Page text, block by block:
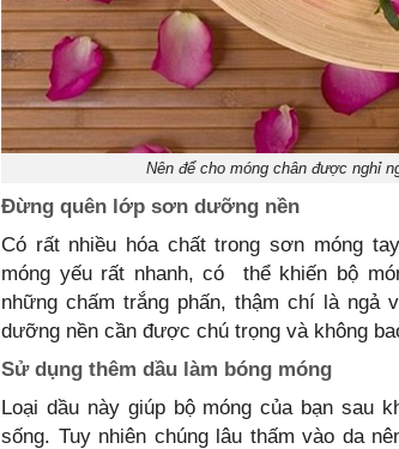
Nên để cho móng chân được nghỉ
Đừng quên lớp sơn dưỡng nền
Có rất nhiều hóa chất trong sơn móng
móng yếu rất nhanh, có thể khiến bộ
những chấm trắng phấn, thậm chí là ngả
dưỡng nền cần được chú trọng và không
Sử dụng thêm dầu làm bóng móng
Loại dầu này giúp bộ móng của bạn sau
sống. Tuy nhiên chúng lâu thấm vào da